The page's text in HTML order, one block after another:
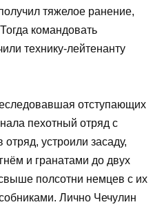
тяжелое ранение,
командовать
технику-лейтенанту
отступающих
пехотный отряд с
устроили засаду,
и гранатами до двух
полсотни немцев с их
Лично Чечулин